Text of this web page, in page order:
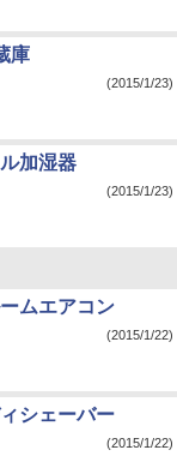
庫
(2015/1/23)
加湿器
(2015/1/23)
ムエアコン
(2015/1/22)
シェーバー
(2015/1/22)